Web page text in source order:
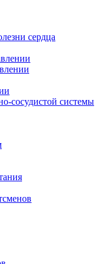
сердца
сосудистой системы